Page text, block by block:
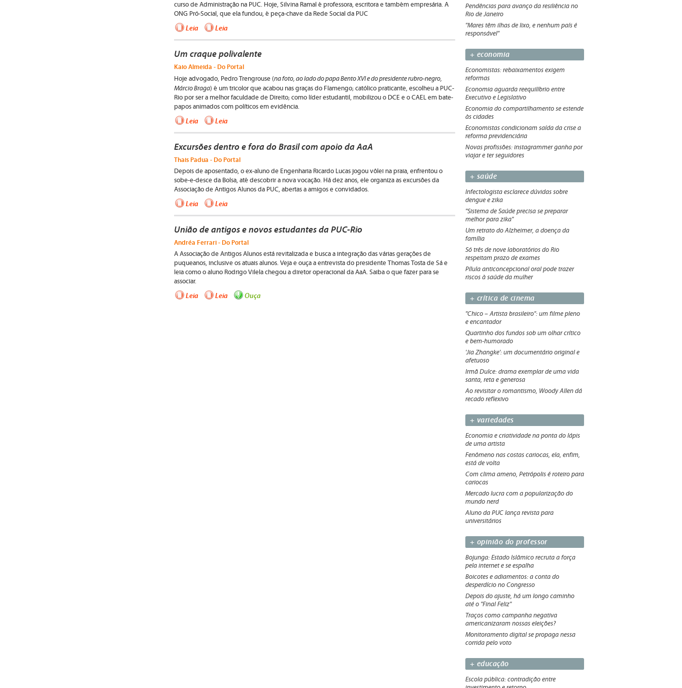
curso de Administração na PUC. Hoje, Silvina Ramal é professora, escritora e também empresária. A
ONG Pró-Social, que ela fundou, é peça-chave da Rede Social da PUC
Leia Leia
Um craque polivalente
Kaio Almeida - Do Portal
Hoje advogado, Pedro Trengrouse (na foto, ao lado do papa Bento XVI e do presidente rubro-negro,
Márcio Braga) é um tricolor que acabou nas graças do Flamengo; católico praticante, escolheu a PUC-
Rio por ser a melhor faculdade de Direito; como líder estudantil, mobilizou o DCE e o CAEL em bate-
papos animados com políticos em evidência.
Leia Leia
Excursões dentro e fora do Brasil com apoio da AaA
Thais Padua - Do Portal
Depois de aposentado, o ex-aluno de Engenharia Ricardo Lucas jogou vôlei na praia, enfrentou o
sobe-e-desce da Bolsa, até descobrir a nova vocação. Há dez anos, ele organiza as excursões da
Associação de Antigos Alunos da PUC, abertas a amigos e convidados.
Leia Leia
União de antigos e novos estudantes da PUC-Rio
Andréa Ferrari - Do Portal
A Associação de Antigos Alunos está revitalizada e busca a integração das várias gerações de
puqueanos, inclusive os atuais alunos. Veja e ouça a entrevista do presidente Thomas Tosta de Sá e
leia como o aluno Rodrigo Vilela chegou a diretor operacional da AaA. Saiba o que fazer para se
associar.
Leia Leia Ouça
Pendências para avanço da resiliência no
Rio de Janeiro
"Mares têm ilhas de lixo, e nenhum país é
responsável"
+ economia
Economistas: rebaixamentos exigem
reformas
Economia aguarda reequilíbrio entre
Executivo e Legislativo
Economia do compartilhamento se estende
às cidades
Economistas condicionam saída da crise a
reforma previdenciária
Novas profissões: instagrammer ganha por
viajar e ter seguidores
+ saúde
Infectologista esclarece dúvidas sobre
dengue e zika
"Sistema de Saúde precisa se preparar
melhor para zika"
Um retrato do Alzheimer, a doença da
família
Só três de nove laboratórios do Rio
respeitam prazo de exames
Pílula anticoncepcional oral pode trazer
riscos à saúde da mulher
+ crítica de cinema
"Chico – Artista brasileiro": um filme pleno
e encantador
Quartinho dos fundos sob um olhar crítico
e bem-humorado
'Jia Zhangke': um documentário original e
afetuoso
Irmã Dulce: drama exemplar de uma vida
santa, reta e generosa
Ao revisitar o romantismo, Woody Allen dá
recado reflexivo
+ variedades
Economia e criatividade na ponta do lápis
de uma artista
Fenômeno nas costas cariocas, ela, enfim,
está de volta
Com clima ameno, Petrópolis é roteiro para
cariocas
Mercado lucra com a popularização do
mundo nerd
Aluno da PUC lança revista para
universitários
+ opinião do professor
Bojunga: Estado Islâmico recruta a força
pela internet e se espalha
Boicotes e adiamentos: a conta do
desperdício no Congresso
Depois do ajuste, há um longo caminho
até o "Final Feliz"
Traços como campanha negativa
americanizaram nossas eleições?
Monitoramento digital se propaga nessa
corrida pelo voto
+ educação
Escola pública: contradição entre